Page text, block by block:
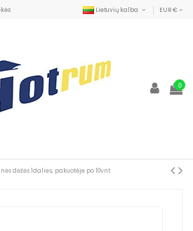
Lietuvių kalba EUR €
0
dėžės 1dalies, pakuotėje po 10vnt